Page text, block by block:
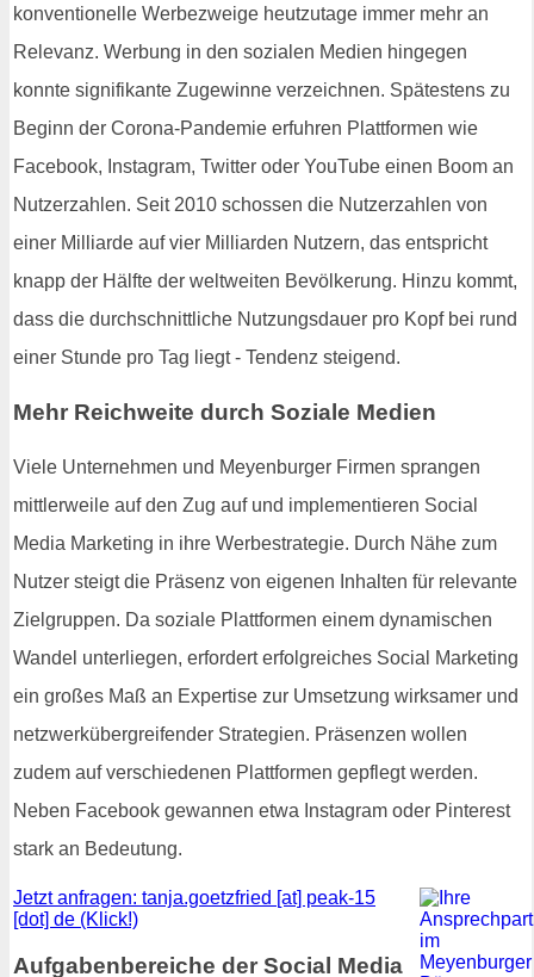
konventionelle Werbezweige heutzutage immer mehr an
Relevanz. Werbung in den sozialen Medien hingegen
konnte signifikante Zugewinne verzeichnen. Spätestens zu
Beginn der Corona-Pandemie erfuhren Plattformen wie
Facebook, Instagram, Twitter oder YouTube einen Boom an
Nutzerzahlen. Seit 2010 schossen die Nutzerzahlen von
einer Milliarde auf vier Milliarden Nutzern, das entspricht
knapp der Hälfte der weltweiten Bevölkerung. Hinzu kommt,
dass die durchschnittliche Nutzungsdauer pro Kopf bei rund
einer Stunde pro Tag liegt - Tendenz steigend.
Mehr Reichweite durch Soziale Medien
Viele Unternehmen und Meyenburger Firmen sprangen
mittlerweile auf den Zug auf und implementieren Social
Media Marketing in ihre Werbestrategie. Durch Nähe zum
Nutzer steigt die Präsenz von eigenen Inhalten für relevante
Zielgruppen. Da soziale Plattformen einem dynamischen
Wandel unterliegen, erfordert erfolgreiches Social Marketing
ein großes Maß an Expertise zur Umsetzung wirksamer und
netzwerkübergreifender Strategien. Präsenzen wollen
zudem auf verschiedenen Plattformen gepflegt werden.
Neben Facebook gewannen etwa Instagram oder Pinterest
stark an Bedeutung.
Jetzt anfragen: tanja.goetzfried [at] peak-15
[dot] de (Klick!)
Aufgabenbereiche der Social Media